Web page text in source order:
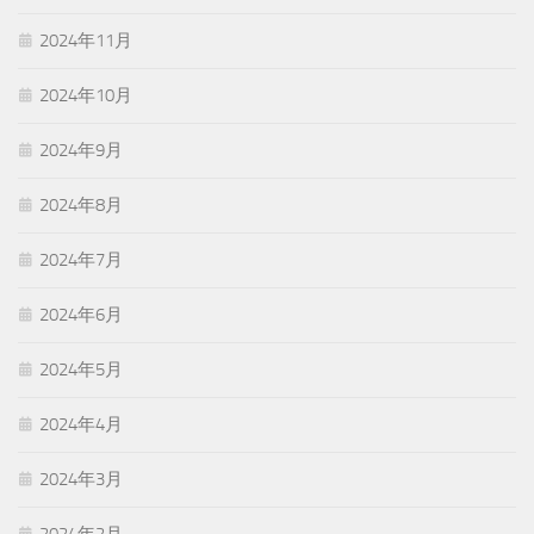
2024年11月
2024年10月
2024年9月
2024年8月
2024年7月
2024年6月
2024年5月
2024年4月
2024年3月